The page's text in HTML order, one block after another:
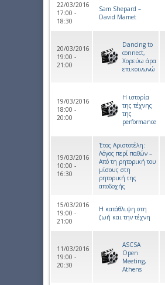
22/03/2016
17:00 -
18:30
Sam Shepard –
David Mamet
20/03/2016
19:00 -
21:00
Dancing to
connect,
Χορεύω άρα
επικοινωνώ
19/03/2016
18:00 -
20:00
Η ιστορία
της τέχνης
της
performance
19/03/2016
10:00 -
16:30
Έτος Αριστοτέλη:
Λόγος περί παθών –
Από τη ρητορική του
μίσους στη
ρητορική της
αποδοχής
15/03/2016
19:00 -
21:00
Η κατάθλιψη στη
ζωή και την τέχνη
11/03/2016
19:00 -
20:30
ASCSA
Open
Meeting,
Athens